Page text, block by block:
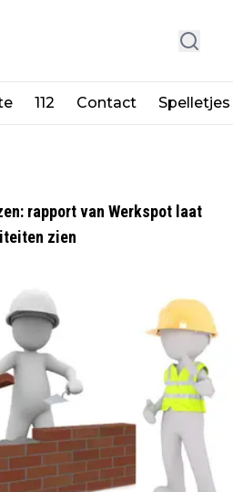
112 Contact Spelletjes
rapport van Werkspot laat
zien